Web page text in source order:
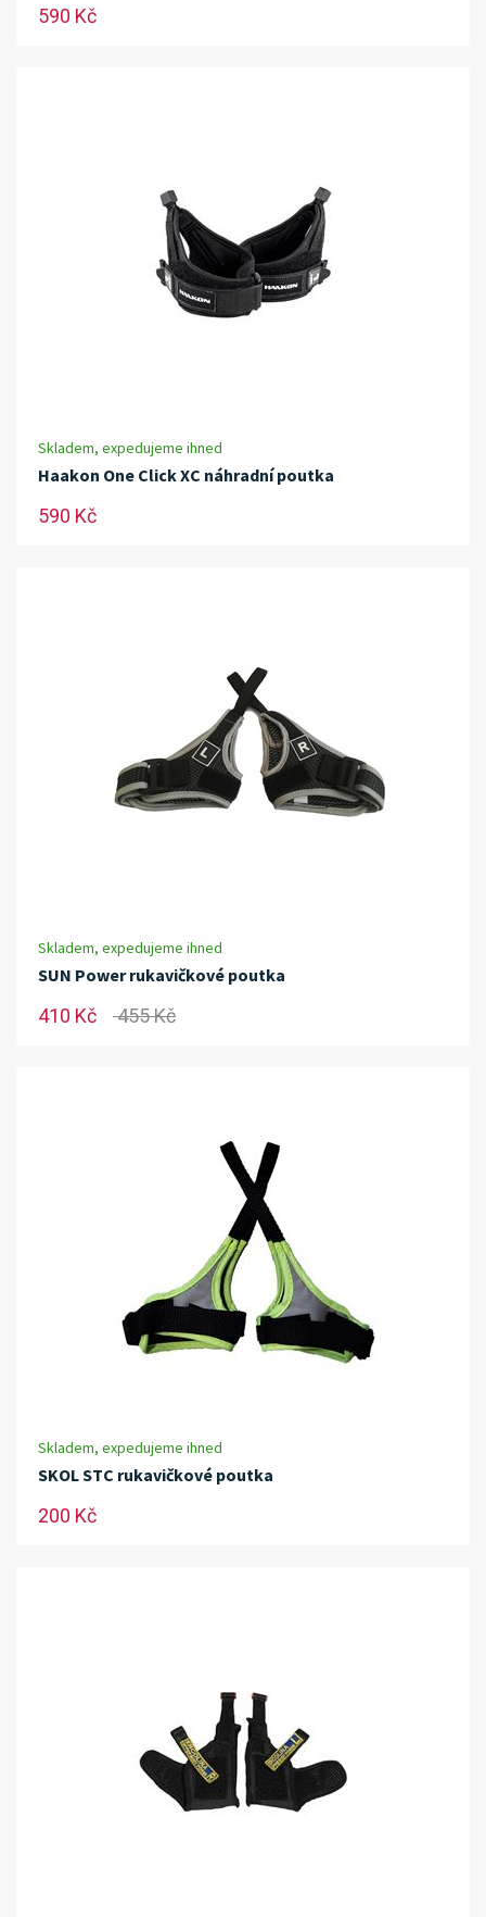
590 Kč
Skladem, expedujeme ihned
Haakon One Click XC náhradní poutka
590 Kč
Skladem, expedujeme ihned
SUN Power rukavičkové poutka
410 Kč 455 Kč
Skladem, expedujeme ihned
SKOL STC rukavičkové poutka
200 Kč